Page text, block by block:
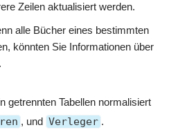
Zeilen aktualisiert werden.
alle Bücher eines bestimmten
könnten Sie Informationen über
getrennten Tabellen normalisiert
, und Verleger .